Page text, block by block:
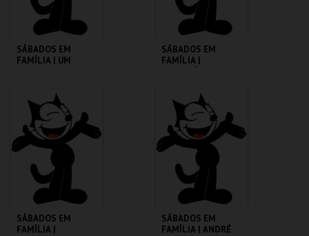
SÁBADOS EM
FAMÍLIA | UM
CINEMATECA
MAIS INFO
COMPRAR
SÁBADOS EM
FAMÍLIA |
CINEMATECA
MAIS INFO
COMPRAR
SÁBADOS EM
FAMÍLIA |
SÁBADOS EM
FAMÍLIA | ANDRÉ